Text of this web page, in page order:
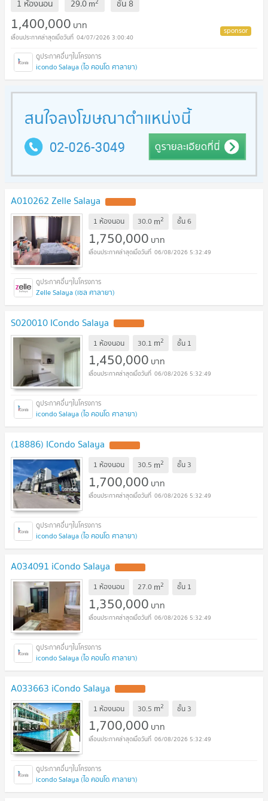
1 ห้องนอน 29.0m ชั้น 8
1,400,000 บาท
04/07/2026 3:00:40
icondo Salaya (ไอ คอนโด ศาลายา)
A010262 Zelle Salaya
1 ห้องนอน 30.0 m2 ชั้น6
1,750,000 บาท
06/08/2026 5:32:49
Zelle Salaya (เซล ศาลายา)
S020010 ICondo Salaya
1 ห้องนอน 30.1 m2 ชั้น 1
1,450,000 บาท
06/08/2026 5:32:49
icondo Salaya (ไอ คอนโด ศาลายา)
(18886) ICondo Salaya
1 ห้องนอน 30.5 m2 ชั้น 3
1,700,000 บาท
06/08/2026 5:32:49
icondo Salaya (ไอ คอนโด ศาลายา)
A034091 iCondo Salaya
1 ห้องนอน 27.0 m2 ชั้น 1
1,350,000 บาท
06/08/2026 5:32:49
icondo Salaya (ไอ คอนโด ศาลายา)
A033663 iCondo Salaya
1 ห้องนอน 30.5 m2 ชั้น 3
1,700,000 บาท
06/08/2026 5:32:49
icondo Salaya (ไอ คอนโด ศาลายา)